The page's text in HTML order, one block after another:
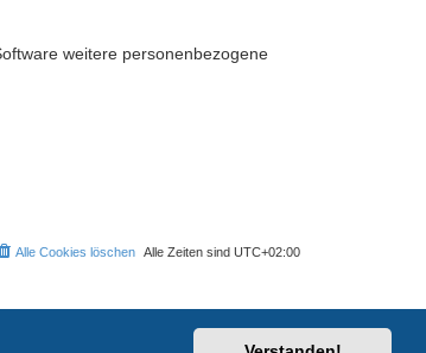
weitere personenbezogene
Alle Zeiten sind UTC+02:00
Alle Cookies löschen